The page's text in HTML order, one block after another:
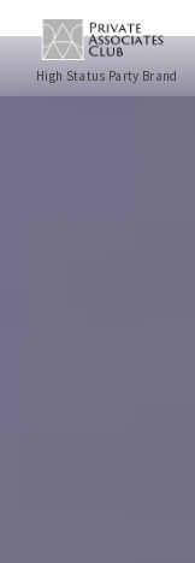
High Status Party Brand